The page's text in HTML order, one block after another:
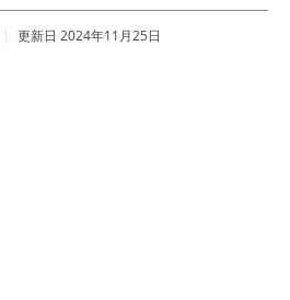
更新日 2024年11月25日